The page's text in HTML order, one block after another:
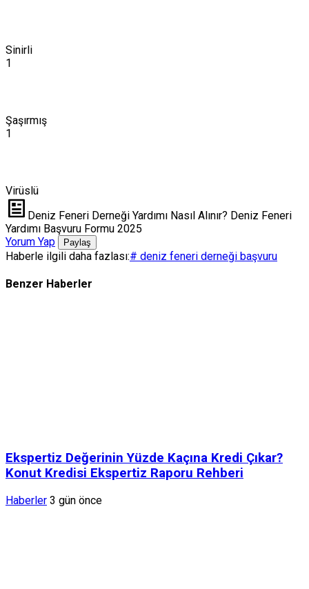
Sinirli
1
Şaşırmış
1
Virüslü
Deniz Feneri Derneği Yardımı Nasıl Alınır? Deniz Feneri
Yardımı Başvuru Formu 2025
Yorum Yap
Paylaş
Haberle ilgili daha fazlası:# deniz feneri derneği başvuru
Benzer Haberler
Ekspertiz Değerinin Yüzde Kaçına Kredi Çıkar?
Konut Kredisi Ekspertiz Raporu Rehberi
Haberler 3 gün önce